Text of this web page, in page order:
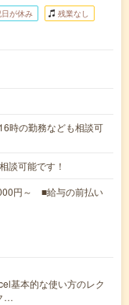
日が休み 残業なし
時の勤務なども相談可
談可能です！
円～ ■給与の前払い
基本的な使い方のレク
…